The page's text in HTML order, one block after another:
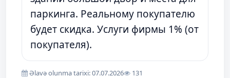
паркинга. Реальному покупателю
будет скидка. Услуги фирмы 1% (от
покупателя).
Əlavə olunma tarixi: 07.07.2026 131